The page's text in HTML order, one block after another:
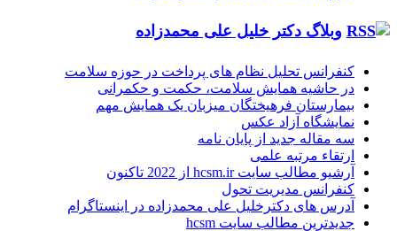
وبلاگ دکتر خلیل علی محمدزاده
کنفرانس تحلیل نظام های پرداخت در حوزه سلامت
در حاشیه همایش سلامت، حکمت و حکمرانی
بیمارستان فرهیختگان میزبان یک همایش مهم
نمایشگاه آزاد عکس
سه مقاله جدید از پایان نامه
ارتقاء مرتبه علمی
آرشیو مطالب سایت hcsm.ir از 2022 تاکنون
کنفرانس مدیریت تحول
آدرس های دکترخلیل علی محمدزاده در اینستاگرام
جدیدترین مطالب سایت hcsm